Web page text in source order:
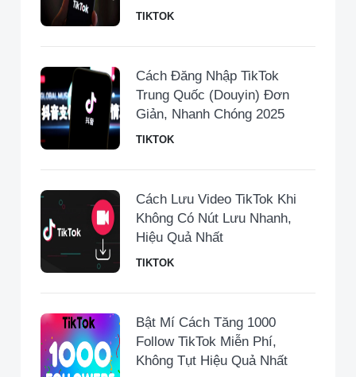
TIKTOK
Cách Đăng Nhập TikTok
Trung Quốc (Douyin) Đơn
Giản, Nhanh Chóng 2025
TIKTOK
Cách Lưu Video TikTok Khi
Không Có Nút Lưu Nhanh,
Hiệu Quả Nhất
TIKTOK
Bật Mí Cách Tăng 1000
Follow TikTok Miễn Phí,
Không Tụt Hiệu Quả Nhất